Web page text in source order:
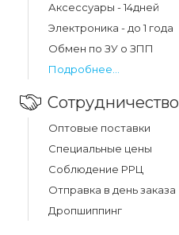
Аксессуары - 14дней
Электроника - до 1 года
Обмен по ЗУ о ЗПП
Подробнее...
Сотрудничество
Оптовые поставки
Специальные цены
Соблюдение РРЦ
Отправка в день заказа
Дропшиппинг